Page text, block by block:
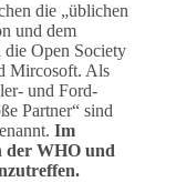
die „üblichen
und dem
Open Society
Mircosoft. Als
und Ford-
Partner“ sind
Im
der WHO und